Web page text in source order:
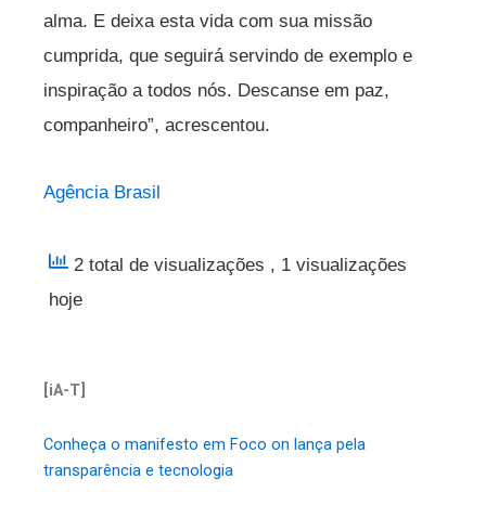
alma. E deixa esta vida com sua missão
cumprida, que seguirá servindo de exemplo e
inspiração a todos nós. Descanse em paz,
companheiro”, acrescentou.
Agência Brasil
2 total de visualizações , 1 visualizações
hoje
[iA-T]
Conheça o manifesto em Foco on lança pela
transparência e tecnologia